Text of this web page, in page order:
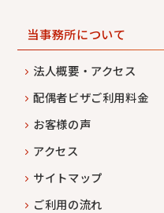
当事務所について
法人概要・アクセス
配偶者ビザご利用料金
お客様の声
アクセス
サイトマップ
ご利用の流れ